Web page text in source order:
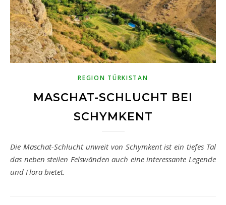
REGION TÜRKISTAN
MASCHAT-SCHLUCHT BEI
SCHYMKENT
Die Maschat-Schlucht unweit von Schymkent ist ein tiefes Tal
das neben steilen Felswänden auch eine interessante Legende
und Flora bietet.